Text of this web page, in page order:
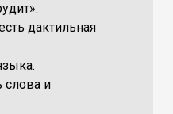
дактильная
слова и